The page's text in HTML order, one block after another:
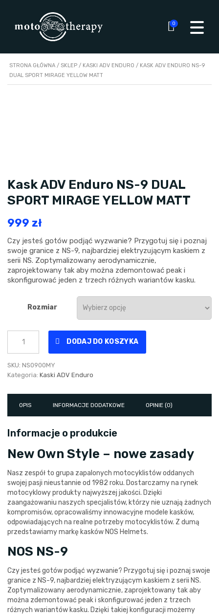
0
STRONA GŁÓWNA / SKLEP / KASKI ADV ENDURO / KASK ADV ENDURO NS-9
DUAL SPORT MIRAGE YELLOW MATT
Kask ADV Enduro NS-9 DUAL
SPORT MIRAGE YELLOW MATT
999 zł
Czy jesteś gotów podjąć wyzwanie? Przygotuj się i poznaj
swoje granice z NS-9, najbardziej elektryzującym kaskiem z
serii NS. Zoptymalizowany aerodynamicznie,
zaprojektowany tak aby można zdemontować peak i
skonfigurować jeden z trzech różnych wariantów kasku.
Rozmiar
Enduro
NS-
9
SPORT
MIRAGE
quantity
DODAJ DO KOSZYKA
SKU: NS0900MY
Kategoria: Kaski ADV Enduro
OPIS INFORMACJE DODATKOWE OPINIE (0)
Informacje o produkcie
New Own Style – nowe zasady
Nasz zespół to grupa zapalonych motocyklistów oddanych
swojej pasji nieustannie od 1982 roku. Dostarczamy na rynek
motocyklowy produkty najwyższej jakości. Dzięki
zaangażowaniu naszych specjalistów, którzy nie uznają żadnych
kompromisów, opracowaliśmy innowacyjne modele kasków,
odpowiadających na realne potrzeby motocyklistów. Z dumą
przedstawiamy markę kasków NOS Helmets.
NOS NS-9
Czy jesteś gotów podjąć wyzwanie? Przygotuj się i poznaj swoje
granice z NS-9, najbardziej elektryzującym kaskiem z serii NS.
Zoptymalizowany aerodynamicznie, zaprojektowany tak aby
można zdemontować peak i skonfigurować jeden z trzech
różnych wariantów kasku. Dzięki takiej konfiguracji możemy